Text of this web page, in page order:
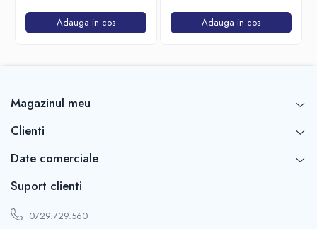
Adauga in cos Adauga in cos
Magazinul meu
Clienti
Date comerciale
Suport clienti
0729.729.560